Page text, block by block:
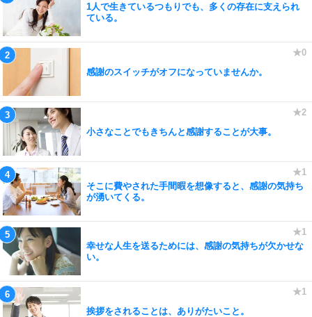
1人で生きているつもりでも、多くの存在に支えられ
ている。
感謝のスイッチがオフになっていませんか。
小さなことでもきちんと感謝することが大事。
そこに費やされた手間暇を想像すると、感謝の気持ち
が湧いてくる。
幸せな人生を送るためには、感謝の気持ちが欠かせな
い。
挨拶をされることは、ありがたいこと。